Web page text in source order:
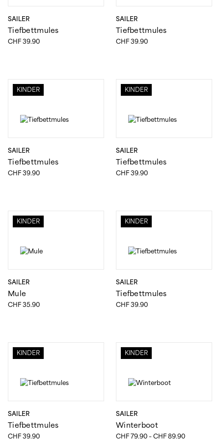
39 41
42 44
BEIGE BLAU
BRAUN GRAU
GRÜN MULTICOLOR
SCHWARZ
SAILER
Tiefbettmules
CHF 39.90
SAILER
Tiefbettmules
CHF 39.90
KINDER
SAILER
Tiefbettmules
CHF 39.90
KINDER
SAILER
Tiefbettmules
CHF 39.90
KINDER
SAILER
Mule
CHF 35.90
KINDER
SAILER
Tiefbettmules
CHF 39.90
KINDER
SAILER
Tiefbettmules
CHF 39.90
KINDER
SAILER
Winterboot
CHF 79.90 – CHF 89.90